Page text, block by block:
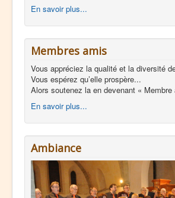
En savoir plus...
Membres amis
Vous appréciez la qualité et la diversité
Vous espérez qu’elle prospère...
Alors soutenez la en devenant « Membre
En savoir plus...
Ambiance